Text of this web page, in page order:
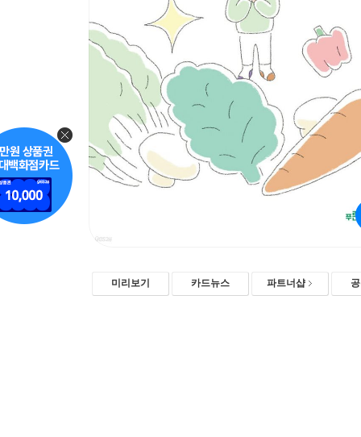
미리보기 카드뉴스 파트너샵